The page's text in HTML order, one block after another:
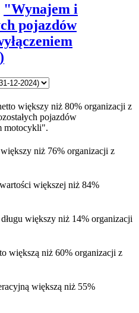
"Wynajem i
pojazdów
większy niż 80% organizacji z
pojazdów
motocykli".
niż 76% organizacji z
większej niż 84%
większy niż 14% organizacji
większą niż 60% organizacji z
większą niż 55%